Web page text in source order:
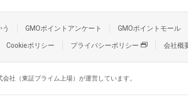
う GMOポイントアンケート GMOポイントモール
Cookieポリシー プライバシーポリシー 会社概
社（東証プライム上場）が運営しています。